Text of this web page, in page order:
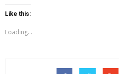
Twitter
(Opens
in
window)
Like this:
Loading...